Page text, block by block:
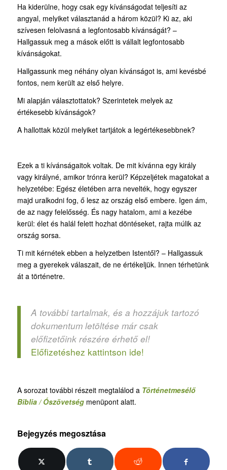
Ha kiderülne, hogy csak egy kívánságodat teljesíti az
angyal, melyiket választanád a három közül? Ki az, aki
szívesen felolvasná a legfontosabb kívánságát? –
Hallgassuk meg a mások előtt is vállalt legfontosabb
kívánságokat.
Hallgassunk meg néhány olyan kívánságot is, ami kevésbé
fontos, nem került az első helyre.
Mi alapján választottatok? Szerintetek melyek az
értékesebb kívánságok?
A hallottak közül melyiket tartjátok a legértékesebbnek?
Ezek a ti kívánságaitok voltak. De mit kívánna egy király
vagy királyné, amikor trónra kerül? Képzeljétek magatokat a
helyzetébe: Egész életében arra nevelték, hogy egyszer
majd uralkodni fog, ő lesz az ország első embere. Igen ám,
de az nagy felelősség. És nagy hatalom, ami a kezébe
kerül: élet és halál felett hozhat döntéseket, rajta múlik az
ország sorsa.
Ti mit kérnétek ebben a helyzetben Istentől? – Hallgassuk
meg a gyerekek válaszait, de ne értékeljük. Innen térhetünk
át a történetre.
A további tartalmak, és a hozzájuk tartozó
dokumentum letöltése már csak
előfizetőink részére érhető el!
Előfizetéshez kattintson ide!
A sorozat további részeit megtalálod a Történetmesélő
Biblia / Ószövetségmenüpont alatt.
Bejegyzés megosztása